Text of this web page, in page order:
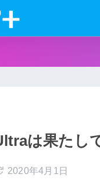
は果たし
2020年4月1日